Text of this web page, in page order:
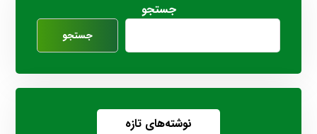
جستجو
جستجو
نوشته‌های تازه